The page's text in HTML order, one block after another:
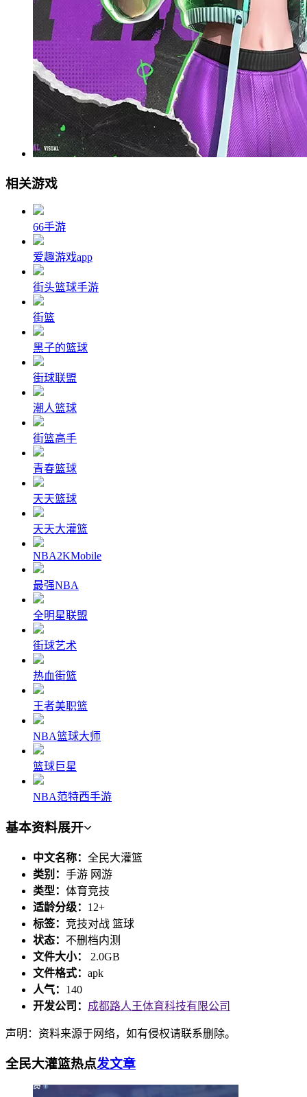
相关游戏
66手游
爱趣游戏app
街头篮球手游
街篮
黑子的篮球
街球联盟
潮人篮球
街篮高手
青春篮球
天天篮球
天天大灌篮
NBA2KMobile
最强NBA
全明星联盟
街球艺术
热血街篮
王者美职篮
NBA篮球大师
篮球巨星
NBA范特西手游
基本资料展开
中文名称： 全民大灌篮
类别： 手游 网游
类型： 体育竞技
适龄分级： 12+
标签： 竞技对战 篮球
状态： 不删档内测
文件大小： 2.0GB
文件格式： apk
人气： 140
开发公司： 成都路人王体育科技有限公司
声明：资料来源于网络，如有侵权请联系删除。
全民大灌篮热点发文章